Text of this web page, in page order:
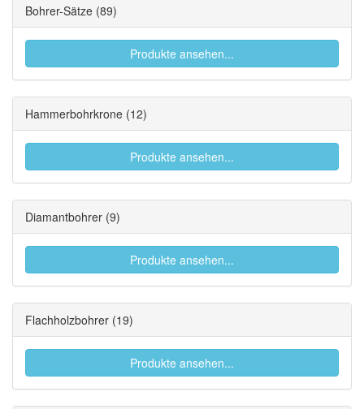
Bohrer-Sätze (89)
Produkte ansehen...
Hammerbohrkrone (12)
Produkte ansehen...
Diamantbohrer (9)
Produkte ansehen...
Flachholzbohrer (19)
Produkte ansehen...